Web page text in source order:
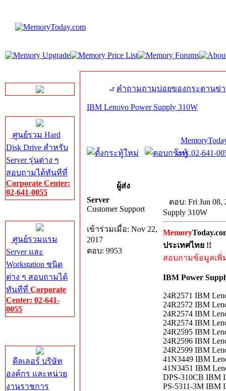
ศูนย์รวม Hard
Disk Drive สำหรับ
Server รุ่นต่าง ๆ
สอบถามได้ทันทีที่
Corporate Center:
02-641-0055
ศูนย์รวมแรม
Server และ
Workstation ชนิด
ต่าง ๆ สอบถามได้
ทันทีที่ Corporate
Center: 02-641-
0055
ดีลเลอร์ บริษัท
องค์กร และหน่วย
งานราชการ
คำถามถามบ่อยของกระดานข่
IBM Lenovo Power Supply 310W
โทร.02-641-
ผู้ส่ง
Server
Customer Support
เข้าร่วมเมื่อ: Nov 22,
2017
ตอบ: 9953
ตอบ: Fri Jun 08,
Supply 310W
Memory
ประเทศไทย !!
สอบถามข้อมูลเพิ่
IBM Power
24R2571 IBM
24R2572 IBM
24R2574 IBM
24R2574 IBM
24R2595 IBM
24R2596 IBM
24R2599 IBM
41N3449 IBM
41N3451 IBM
DPS-310CB IBM
PS-5311-3M IBM